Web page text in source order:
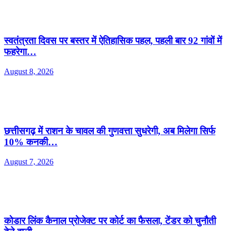
स्वतंत्रता दिवस पर बस्तर में ऐतिहासिक पहल, पहली बार 92 गांवों में
फहरेगा…
August 8, 2026
छत्तीसगढ़ में राशन के चावल की गुणवत्ता सुधरेगी, अब मिलेगा सिर्फ
10% कनकी…
August 7, 2026
कोडार लिंक कैनाल प्रोजेक्ट पर कोर्ट का फैसला, टेंडर को चुनौती